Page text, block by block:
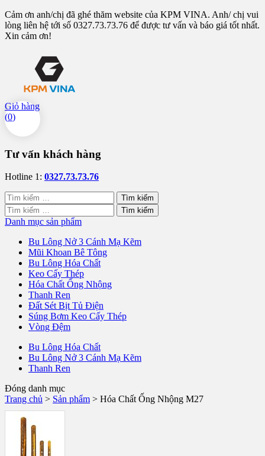
Cảm ơn anh/chị đã ghé thăm website của KPM VINA. Anh/ chị vui
lòng liên hệ tới số 0327.73.73.76 để được tư vấn và báo giá tốt nhất.
Xin cảm ơn!
Giỏ hàng
(0)
Tư vấn khách hàng
Hotline 1: 0327.73.73.76
Tìm
kiếm
cho:
Tìm
kiếm
Danh mục sản phẩm
Bu Lông Nở 3 Cánh Mạ Kẽm
Mũi Khoan Bê Tông
Bu Lông Hóa Chất
Keo Cấy Thép
Hóa Chất Ống Nhộng
Thanh Ren
Đất Sét Bịt Tủ Điện
Súng Bơm Keo Cấy Thép
Vòng Đệm
Bu Lông Hóa Chất
Bu Lông Nở 3 Cánh Mạ Kẽm
Thanh Ren
Đóng danh mục
Trang chủ > Sản phẩm > Hóa Chất Ống Nhộng M27